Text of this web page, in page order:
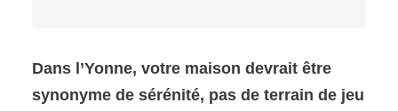
Dans l’Yonne, votre maison devrait être
synonyme de sérénité, pas de terrain de jeu